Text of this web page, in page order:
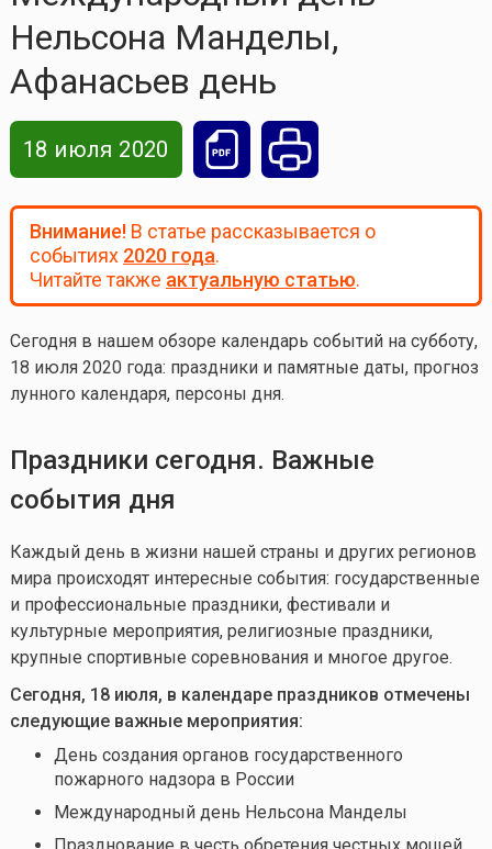
Нельсона Манделы,
Афанасьев день
18 июля 2020
Внимание!В статье рассказывается о
событиях 2020 года.
Читайте также актуальную статью.
Сегодня в нашем обзоре календарь событий на субботу,
18 июля 2020 года: праздники и памятные даты, прогноз
лунного календаря, персоны дня.
Праздники сегодня. Важные
события дня
Каждый день в жизни нашей страны и других регионов
мира происходят интересные события: государственные
и профессиональные праздники, фестивали и
культурные мероприятия, религиозные праздники,
крупные спортивные соревнования и многое другое.
Сегодня, 18 июля, в календаре праздников отмечены
следующие важные мероприятия:
День создания органов государственного
пожарного надзора в России
Международный день Нельсона Манделы